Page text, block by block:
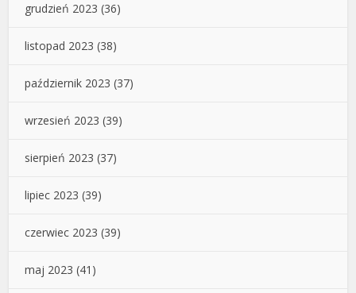
grudzień 2023 (36)
listopad 2023 (38)
październik 2023 (37)
wrzesień 2023 (39)
sierpień 2023 (37)
lipiec 2023 (39)
czerwiec 2023 (39)
maj 2023 (41)